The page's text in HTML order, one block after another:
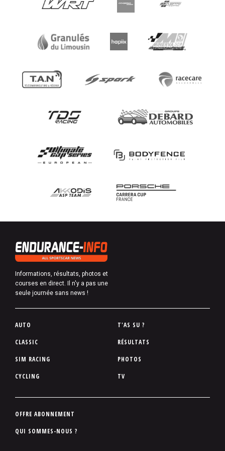
Informations, résultats, photos et
courses en direct. Il n'y a pas une
seule journée sans news !
P
d
d
p
e
AUTO
CLASSIC
SIM RACING
CYCLING
T'AS SU ?
RÉSULTATS
PHOTOS
TV
P
OFFRE ABONNEMENT
QUI SOMMES-NOUS ?